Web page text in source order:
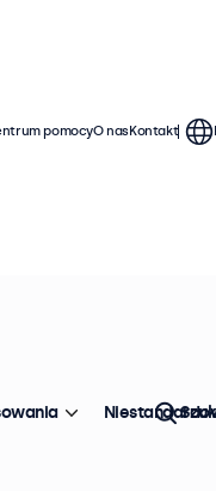
pomocyO nasKontakt